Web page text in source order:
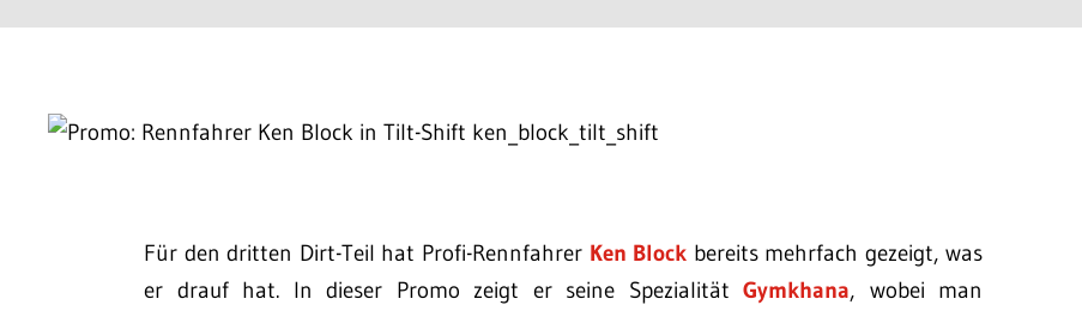
Für den dritten Dirt-Teil hat Profi-Rennfahrer Ken Block bereits mehrfach gezeigt, was
er drauf hat. In dieser Promo zeigt er seine SpezialitätGymkhana, wobei man